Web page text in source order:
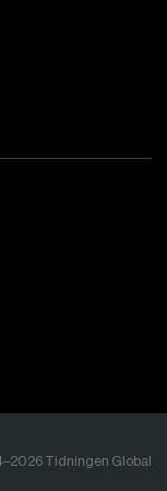
Tidningen Global